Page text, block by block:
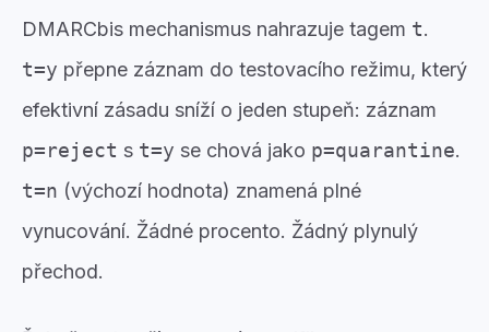
DMARCbis mechanismus nahrazuje tagem t.
t=y přepne záznam do testovacího režimu, který
efektivní zásadu sníží o jeden stupeň: záznam
p=reject s t=y se chová jako p=quarantine.
t=n (výchozí hodnota) znamená plné
vynucování. Žádné procento. Žádný plynulý
přechod.